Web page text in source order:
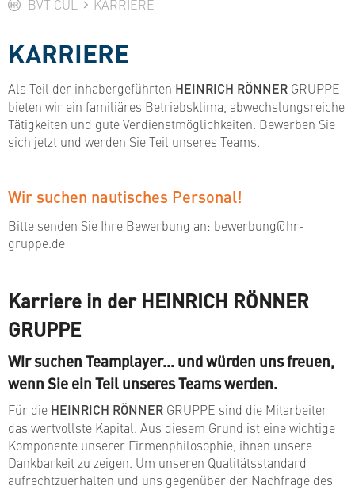
BVT CUL KARRIERE
KARRIERE
Als Teil der inhabergeführten HEINRICH RÖNNER GRUPPE
bieten wir ein familiäres Betriebsklima, abwechslungsreiche
Tätigkeiten und gute Verdienstmöglichkeiten. Bewerben Sie
sich jetzt und werden Sie Teil unseres Teams.
Wir suchen nautisches Personal!
Bitte senden Sie Ihre Bewerbung an: bewerbung@hr-
gruppe.de
Karriere in der HEINRICH RÖNNER
GRUPPE
Wir suchen Teamplayer… und würden uns freuen,
wenn Sie ein Teil unseres Teams werden.
Für die HEINRICH RÖNNER GRUPPE sind die Mitarbeiter
das wertvollste Kapital. Aus diesem Grund ist eine wichtige
Komponente unserer Firmenphilosophie, ihnen unsere
Dankbarkeit zu zeigen. Um unseren Qualitätsstandard
aufrechtzuerhalten und uns gegenüber der Nachfrage des